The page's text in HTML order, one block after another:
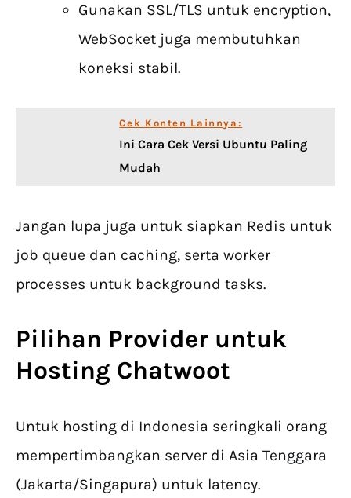
Gunakan SSL/TLS untuk encryption,
WebSocket juga membutuhkan
koneksi stabil.
Cek Konten Lainnya:
Ini Cara Cek Versi Ubuntu Paling
Mudah
Jangan lupa juga untuk siapkan Redis untuk
job queue dan caching, serta worker
processes untuk background tasks.
Pilihan Provider untuk
Hosting Chatwoot
Untuk hosting di Indonesia seringkali orang
mempertimbangkan server di Asia Tenggara
(Jakarta/Singapura) untuk latency.